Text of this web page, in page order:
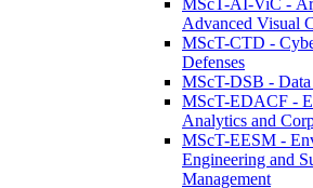
MScT-AI-ViC -
Advanced Visual
MScT-CTD -
Defenses
MScT-DSB - Data
MScT-EDACF -
Analytics and
MScT-EESM -
Engineering and
Management